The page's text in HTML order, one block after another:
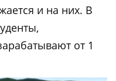
и на них. В
от 1